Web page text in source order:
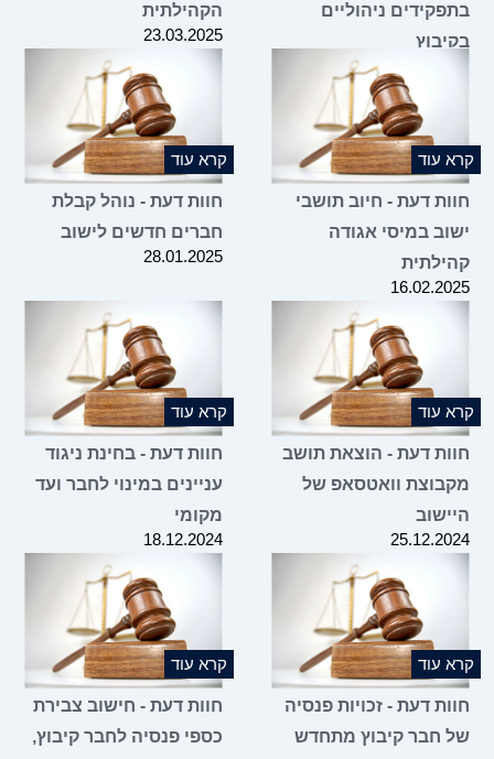
בתפקידים ניהוליים
בקיבוץ
הקהילתית
23.03.2025
קרא עוד
חוות דעת - חיוב תושבי
ישוב במיסי אגודה
קהילתית
16.02.2025
קרא עוד
חוות דעת - נוהל קבלת
חברים חדשים לישוב
28.01.2025
קרא עוד
חוות דעת - הוצאת תושב
מקבוצת וואטסאפ של
היישוב
25.12.2024
קרא עוד
חוות דעת - בחינת ניגוד
עניינים במינוי לחבר ועד
מקומי
18.12.2024
קרא עוד
חוות דעת - זכויות פנסיה
של חבר קיבוץ מתחדש
קרא עוד
חוות דעת - חישוב צבירת
כספי פנסיה לחבר קיבוץ,